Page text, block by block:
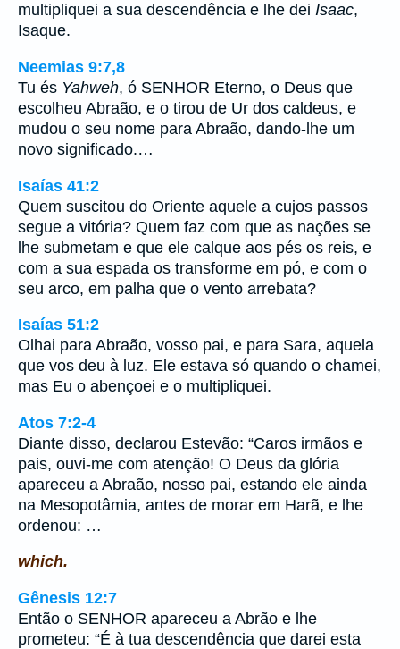
multipliquei a sua descendência e lhe dei Isaac,
Isaque.
Neemias 9:7,8
Tu és Yahweh, ó SENHOR Eterno, o Deus que
escolheu Abraão, e o tirou de Ur dos caldeus, e
mudou o seu nome para Abraão, dando-lhe um
novo significado.…
Isaías 41:2
Quem suscitou do Oriente aquele a cujos passos
segue a vitória? Quem faz com que as nações se
lhe submetam e que ele calque aos pés os reis, e
com a sua espada os transforme em pó, e com o
seu arco, em palha que o vento arrebata?
Isaías 51:2
Olhai para Abraão, vosso pai, e para Sara, aquela
que vos deu à luz. Ele estava só quando o chamei,
mas Eu o abençoei e o multipliquei.
Atos 7:2-4
Diante disso, declarou Estevão: “Caros irmãos e
pais, ouvi-me com atenção! O Deus da glória
apareceu a Abraão, nosso pai, estando ele ainda
na Mesopotâmia, antes de morar em Harã, e lhe
ordenou: …
which.
Gênesis 12:7
Então o SENHOR apareceu a Abrão e lhe
prometeu: “É à tua descendência que darei esta